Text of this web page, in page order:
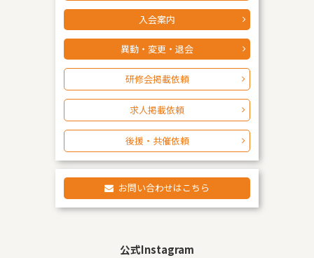
入会案内
異動・変更・退会
研修会掲載依頼
求人掲載依頼
後援・共催依頼
お問い合わせはこちら
公式Instagram